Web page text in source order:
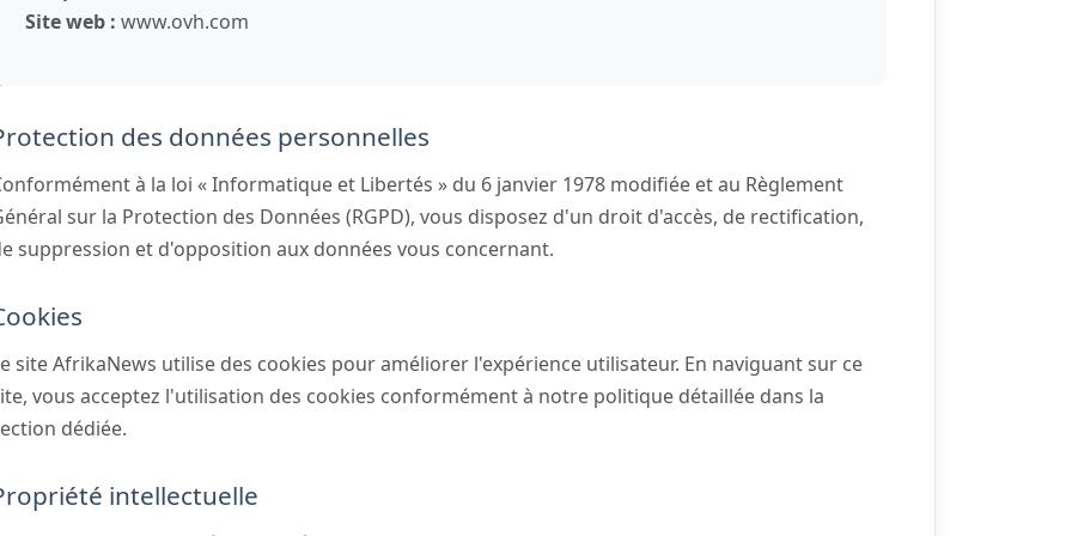
Site web : www.ovh.com
des données personnelles
à la loi « Informatique et Libertés » du 6 janvier 1978 modifiée et au Règlement
sur la Protection des Données (RGPD), vous disposez d'un droit d'accès, de rectification,
suppression et d'opposition aux données vous concernant.
site AfrikaNews utilise des cookies pour améliorer l'expérience utilisateur. En naviguant sur ce
vous acceptez l'utilisation des cookies conformément à notre politique détaillée dans la
dédiée.
intellectuelle